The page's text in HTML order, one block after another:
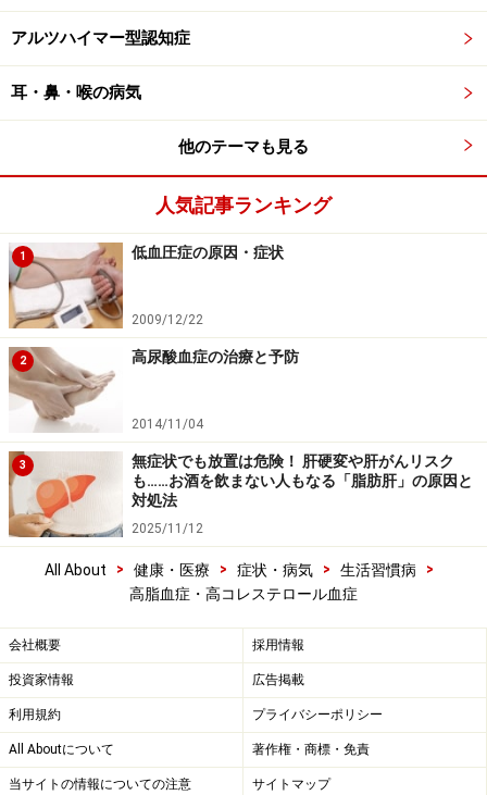
アルツハイマー型認知症
耳・鼻・喉の病気
他のテーマも見る
人気記事ランキング
1 低血圧症の原因・症状
2009/12/22
2 高尿酸血症の治療と予防
2014/11/04
3
無症状でも放置は危険！ 肝硬変や肝がんリスク
も……お酒を飲まない人もなる「脂肪肝」の原因と
対処法
2025/11/12
All About > 健康・医療 > 症状・病気 > 生活習慣病
>
高脂血症・高コレステロール血症
会社概要 採用情報
投資家情報 広告掲載
利用規約 プライバシーポリシー
All Aboutについて 著作権・商標・免責
当サイトの情報についての注意 サイトマップ